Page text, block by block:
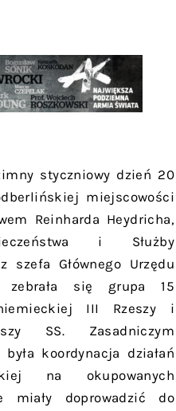
styczniowy dzień 20
miejscowości
Reinharda Heydricha,
i Służby
szefa Głównego Urzędu
zebrała się grupa 15
III Rzeszy i
SS. Zasadniczym
koordynacja działań
na okupowanych
miały doprowadzić do